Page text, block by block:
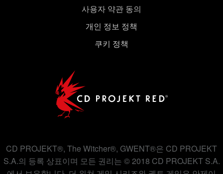
"Settings" 메뉴에서 확인할 수 있습니다.
사용자 약관 동의
개인 정보 정책
쿠키 정책
CD PROJEKT®, The Witcher®, GWENT®은 CD PROJEKT
S.A.의 등록 상표이며 모든 권리는 © 2018 CD PROJEKT S.A.